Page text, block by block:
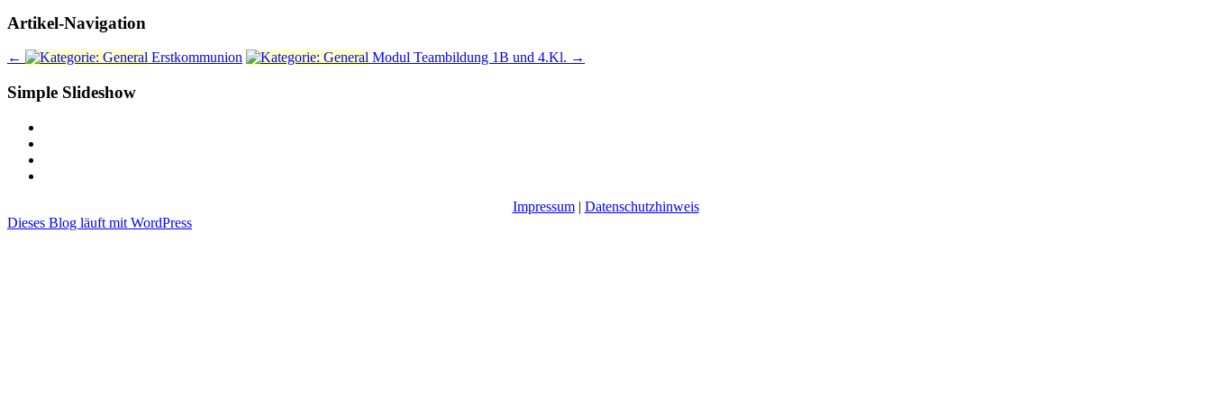
Artikel-Navigation
← Erstkommunion Modul Teambildung 1B und 4.Kl. →
Simple Slideshow
Impressum| Datenschutzhinweis
Dieses Blog läuft mit WordPress